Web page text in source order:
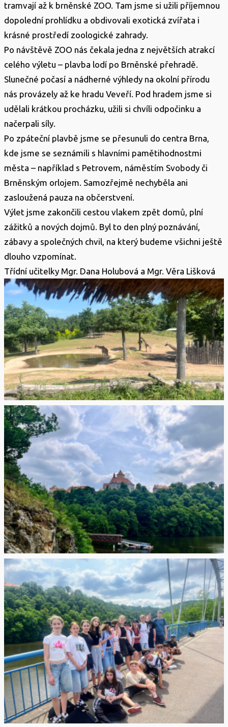
tramvají až k brněnské ZOO. Tam jsme si užili příjemnou
dopolední prohlídku a obdivovali exotická zvířata i
krásné prostředí zoologické zahrady.
Po návštěvě ZOO nás čekala jedna z největších atrakcí
celého výletu – plavba lodí po Brněnské přehradě.
Slunečné počasí a nádherné výhledy na okolní přírodu
nás provázely až ke hradu Veveří. Pod hradem jsme si
udělali krátkou procházku, užili si chvíli odpočinku a
načerpali síly.
Po zpáteční plavbě jsme se přesunuli do centra Brna,
kde jsme se seznámili s hlavními pamětihodnostmi
města – například s Petrovem, náměstím Svobody či
Brněnským orlojem. Samozřejmě nechyběla ani
zasloužená pauza na občerstvení.
Výlet jsme zakončili cestou vlakem zpět domů, plní
zážitků a nových dojmů. Byl to den plný poznávání,
zábavy a společných chvil, na který budeme všichni ještě
dlouho vzpomínat.
Třídní učitelky Mgr. Dana Holubová a Mgr. Věra Lišková